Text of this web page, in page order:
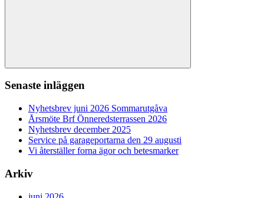
Sök
Senaste inläggen
Nyhetsbrev juni 2026 Sommarutgåva
Årsmöte Brf Önneredsterrassen 2026
Nyhetsbrev december 2025
Service på garageportarna den 29 augusti
Vi återställer forna ägor och betesmarker
Arkiv